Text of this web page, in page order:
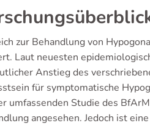
zur Behandlung von
Laut neuesten
Anstieg des
für symptomatische
umfassenden Studie des
angesehen. Jedoch ist